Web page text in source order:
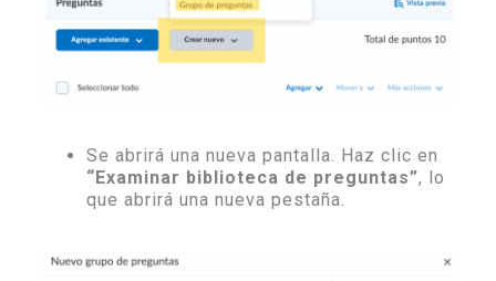
Se abrirá una nueva pantalla. Haz clic en
“Examinar biblioteca de preguntas”, lo
que abrirá una nueva pestaña.